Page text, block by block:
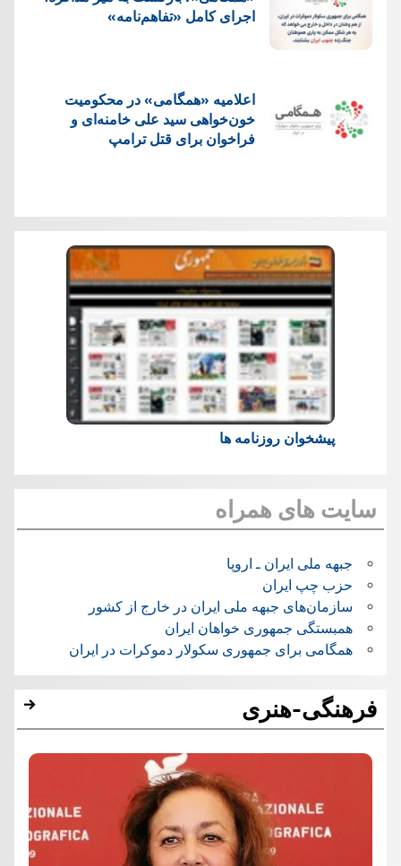
اجرای کامل «تفاهم‌نامه»
اعلامیه «همگامی» در محکومیت
خون‌خواهی سید علی خامنه‌ای و
فراخوان برای قتل ترامپ
پیشخوان روزنامه ها
سایت های همراه
جبهه ملی ایران ـ اروپا
حزب چپ ایران
سازمان‌های جبهه ملی ایران در خارج از کشور
همبستگی جمهوری خواهان ایران
همگامی برای جمهوری سکولار دموکرات در ایران
فرهنگی-هنری